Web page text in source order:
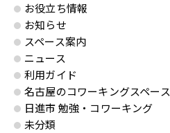
お役立ち情報
お知らせ
スペース案内
ニュース
利用ガイド
名古屋のコワーキングスペース
日進市 勉強・コワーキング
未分類